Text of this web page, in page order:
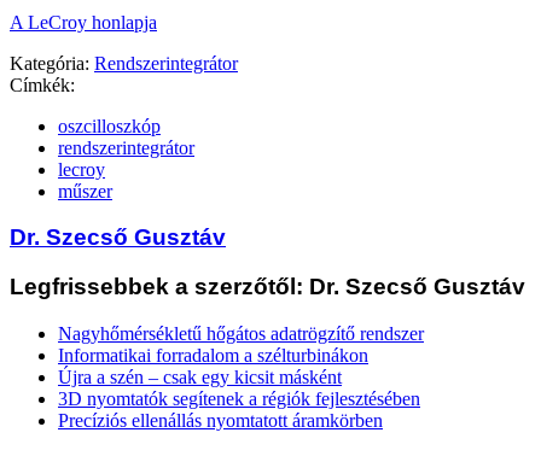
A LeCroy honlapja
Kategória: Rendszerintegrátor
Címkék:
oszcilloszkóp
rendszerintegrátor
lecroy
műszer
Dr. Szecső Gusztáv
Legfrissebbek a szerzőtől: Dr. Szecső Gusztáv
Nagyhőmérsékletű hőgátos adatrögzítő rendszer
Informatikai forradalom a szélturbinákon
Újra a szén – csak egy kicsit másként
3D nyomtatók segítenek a régiók fejlesztésében
Precíziós ellenállás nyomtatott áramkörben